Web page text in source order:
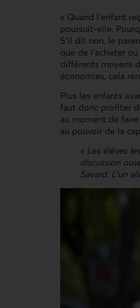
« Quand l’enfant
poursuit-elle.
S’il dit non, le
que de l’acheter
différents moyens
économies, cela
Plus les enfants
faut donc profiter
au moment de
au pouvoir de la
« Les élèves
discussion
Savard. L’un